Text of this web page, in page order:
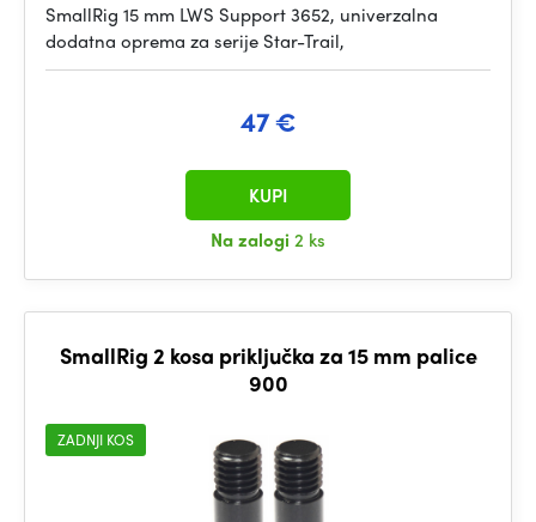
SmallRig 15 mm LWS Support 3652, univerzalna
dodatna oprema za serije Star-Trail,
47 €
Na zalogi 2 ks
KUPI
SmallRig 2 kosa priključka za 15 mm palice
900
ZADNJI KOS